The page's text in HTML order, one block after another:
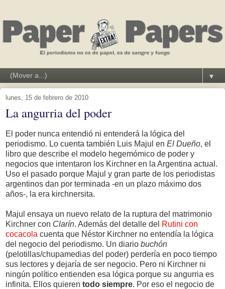
▼
lunes, 15 de febrero de 2010
La angurria del poder
El poder nunca entendió ni entenderá la lógica del
periodismo. Lo cuenta también Luis Majul en El Dueño, el
libro que describe el modelo hegemómico de poder y
negocios que intentaron los Kirchner en la Argentina actual.
Uso el pasado porque Majul y gran parte de los periodistas
argentinos dan por terminada -en un plazo máximo dos
años-, la era kirchnersita.
Majul ensaya un nuevo relato de la ruptura del matrimonio
Kirchner con Clarín. Además del detalle del Rutini con
cocacola cuenta que Néstor Kirchner no entendía la lógica
del negocio del periodismo. Un diario buchón
(pelotillas/chupamedias del poder) perdería en poco tiempo
sus lectores y dejaría de ser negocio. Pero ni Kirchner ni
ningún político entienden esa lógica porque su angurria es
infinita. Ellos quieren todo siempre. Por eso el negocio de